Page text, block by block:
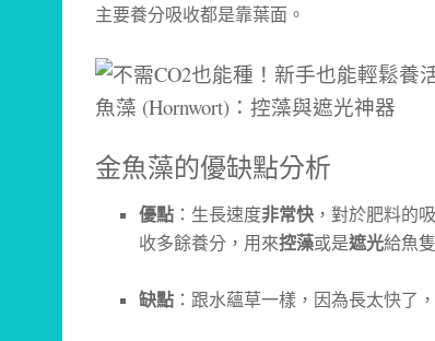
主要養分吸收都是靠葉面。
金魚藻的優缺點分析
優點 ：生長速度非常快 ，對於肥料的
收多餘養分，用來控藻或是遮光給魚
缺點 ：跟水蘊草一樣，因為長太快了